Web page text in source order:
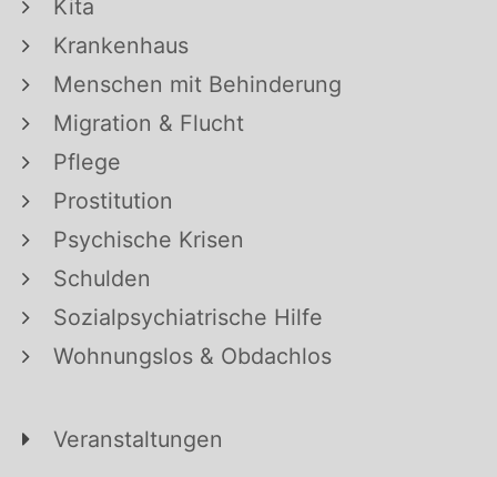
Kita
Krankenhaus
Menschen mit Behinderung
Migration & Flucht
Pflege
Prostitution
Psychische Krisen
Schulden
Sozialpsychiatrische Hilfe
Wohnungslos & Obdachlos
Veranstaltungen